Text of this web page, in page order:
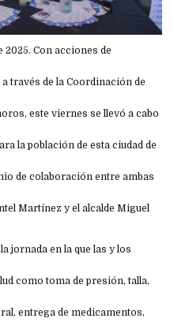
2025. Con acciones de
través de la Coordinación de
este viernes se llevó a cabo
la población de esta ciudad de
de colaboración entre ambas
Martínez y el alcalde Miguel
jornada en la que las y los
como toma de presión, talla,
entrega de medicamentos,